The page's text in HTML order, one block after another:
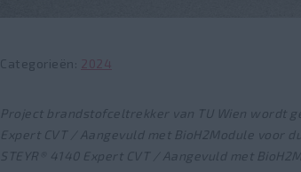
Categorieën 2024
Project brandstofceltrekker van TU Wien wordt
Expert CVT / Aangevuld met BioH2Module voor
STEYR® 4140 Expert CVT / Aangevuld met